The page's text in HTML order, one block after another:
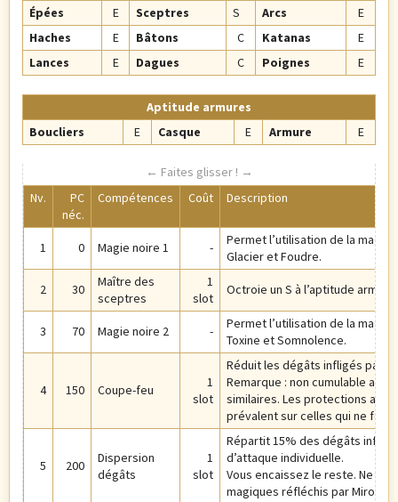
Épées
E Sceptres S Arcs
E
Haches
E Bâtons C Katanas
E
Lances
E Dagues C Poignes E
Aptitude armures
Boucliers
E Casque E Armure E
Nv.
PC
néc.
Compétences Coût Description
1 0 Magie noire 1 -
Permet l’utilisation de la magie
Glacier et Foudre.
2 30
Maître des
sceptres
1
slot
Octroie un S à l’aptitude arme
3 70 Magie noire 2 -
Permet l’utilisation de la magie
Toxine et Somnolence.
4 150 Coupe-feu
1
slot
Réduit les dégâts infligés par
Remarque : non cumulable
similaires. Les protections
prévalent sur celles qui ne font
5 200
Dispersion
dégâts
1
slot
Répartit 15% des dégâts
d’attaque individuelle.
Vous encaissez le reste. Ne
magiques réfléchis par Miroir.